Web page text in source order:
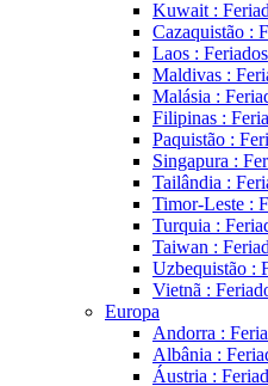
Kuwait :
Cazaquistão :
Laos : Feriados
Maldivas :
Malásia :
Filipinas :
Paquistão :
Singapura :
Tailândia :
Timor-Leste :
Turquia :
Taiwan :
Uzbequistão :
Vietnã :
Europa
Andorra :
Albânia :
Áustria :